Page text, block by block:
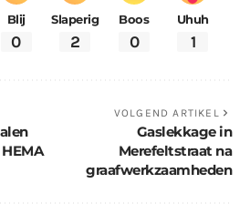
Blij
0
Slaperig
2
Boos
0
Uhuh
1
VOLGEND ARTIKEL
Gaslekkage in
Merefeltstraat na
graafwerkzaamheden